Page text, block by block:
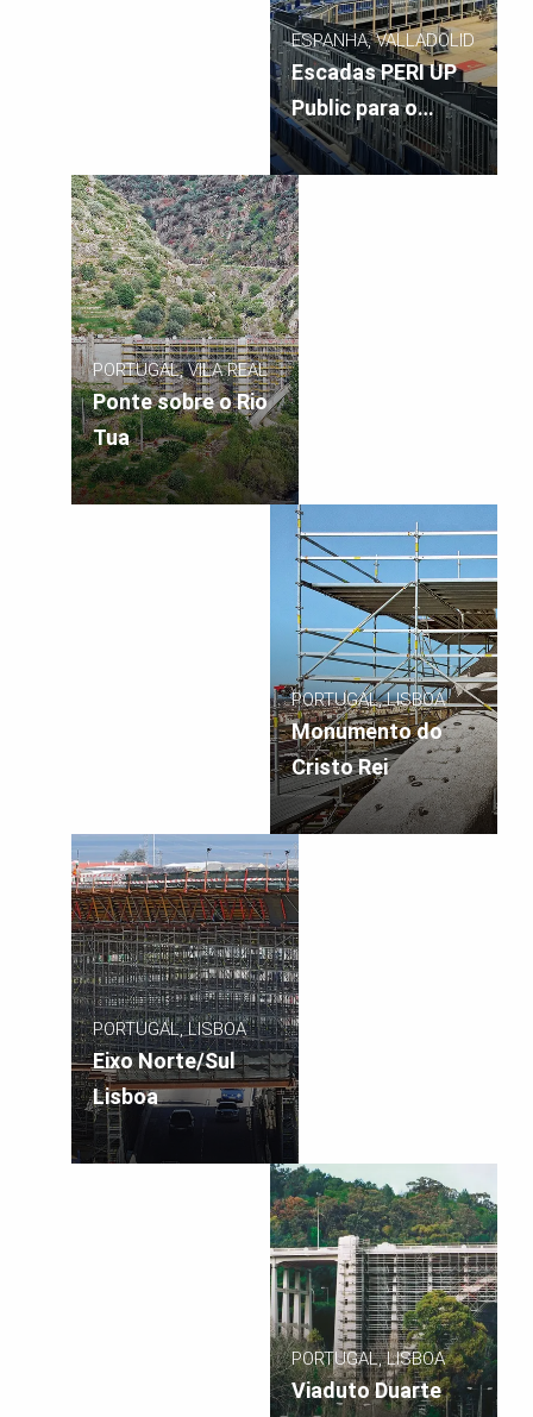
ESPANHA, VALLADOLID
Escadas PERI UP
Public para o
Premier Padel
Tour
PORTUGAL, VILA REAL
Ponte sobre o Rio
Tua
PORTUGAL, LISBOA
Monumento do
Cristo Rei
PORTUGAL, LISBOA
Eixo Norte/Sul
Lisboa
PORTUGAL, LISBOA
Viaduto Duarte